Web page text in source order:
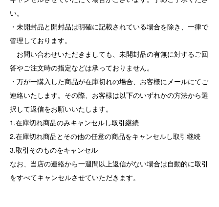
い。
・未開封品と開封品は明確に記載されている場合を除き、一律で
管理しております。
お問い合わせいただきましても、未開封品の有無に対するご回
答やご注文時の指定などは承っておりません。
・万が一購入した商品が在庫切れの場合、お客様にメールにてご
連絡いたします。その際、お客様は以下のいずれかの方法から選
択して返信をお願いいたします。
1.在庫切れ商品のみキャンセルし取引継続
2.在庫切れ商品とその他の任意の商品をキャンセルし取引継続
3.取引そのものをキャンセル
なお、当店の連絡から一週間以上返信がない場合は自動的に取引
をすべてキャンセルさせていただきます。